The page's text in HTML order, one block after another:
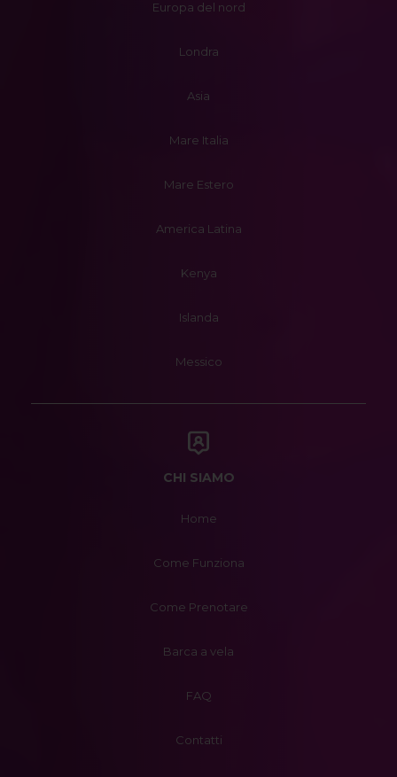
Europa del nord
Londra
Asia
Mare Italia
Mare Estero
America Latina
Kenya
Islanda
Messico
CHI SIAMO
Home
Come Funziona
Come Prenotare
Barca a vela
FAQ
Contatti